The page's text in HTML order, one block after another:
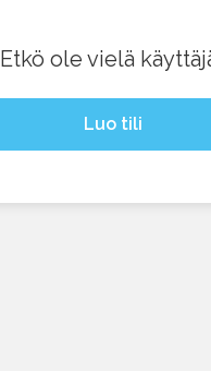
Etkö ole vielä
Luo tili